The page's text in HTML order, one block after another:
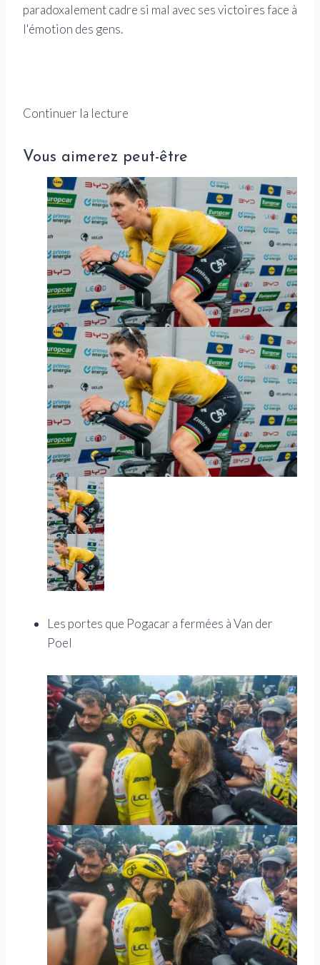
paradoxalement cadre si mal avec ses victoires face à
l'émotion des gens.
Continuer la lecture
Vous aimerez peut-être
Les portes que Pogacar a fermées à Van der
Poel